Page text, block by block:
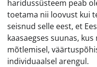
haridussüsteem peab
toetama nii loovust kui
seisnud selle eest, et
kaasaegses suunas,
mõtlemisel,
individuaalsel arengul.